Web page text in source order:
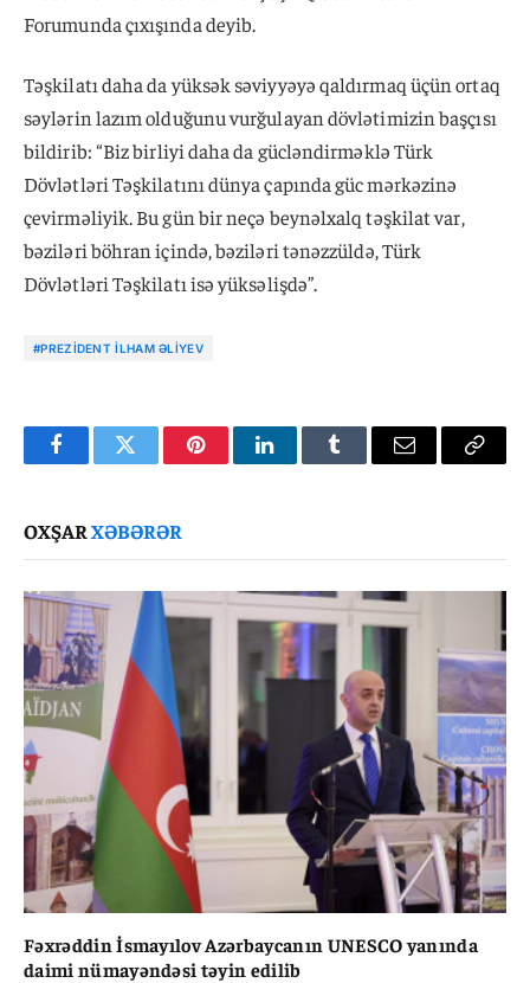
Forumunda çıxışında deyib.
Təşkilatı daha da yüksək səviyyəyə qaldırmaq üçün ortaq
səylərin lazım olduğunu vurğulayan dövlətimizin başçısı
bildirib: “Biz birliyi daha da gücləndirməklə Türk
Dövlətləri Təşkilatını dünya çapında güc mərkəzinə
çevirməliyik. Bu gün bir neçə beynəlxalq təşkilat var,
bəziləri böhran içində, bəziləri tənəzzüldə, Türk
Dövlətləri Təşkilatı isə yüksəlişdə”.
#PREZIDENT İLHAM ƏLIYEV
FacebookTwitter PinterestLinkedInTumblr Email
Copy
OXŞARXƏBƏRƏR
Fəxrəddin İsmayılov Azərbaycanın UNESCO yanında
daimi nümayəndəsi təyin edilib